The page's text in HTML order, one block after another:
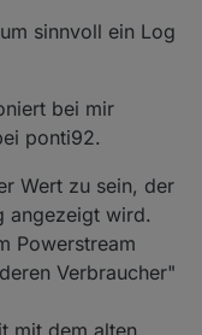
sinnvoll ein Log
bei mir
ponti92.
Wert zu sein, der
angezeigt wird.
Powerstream
Verbraucher"